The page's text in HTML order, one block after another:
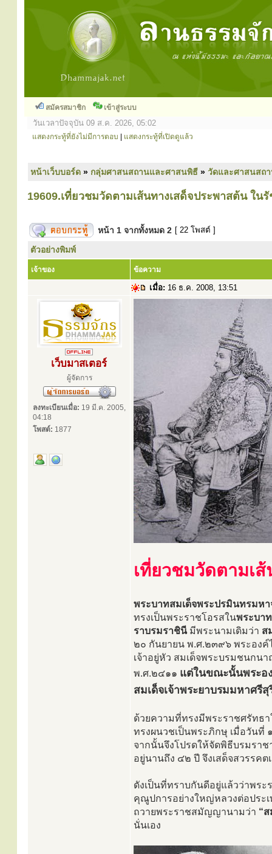
สมัครสมาชิก เข้าสู่ระบบ
วันเวลาปัจจุบัน 09 ส.ค. 2026, 05:02
แสดงกระทู้ที่ยังไม่มีการตอบ แสดงกระทู้ที่เปิดดูแล้ว
หน้าเว็บบอร์ด » กลุ่มศาสนสถานและศาสนพิธี » วัดและศาสนสถ
19609.เที่ยวชมวัดตามเส้นทางเสด็จประพาสต้น ใน
หน้า 1 จากทั้งหมด 2 [ 22 โพสต์ ]
ตัวอย่างพิมพ์
เจ้าของ ข้อความ
เมื่อ: 16 ธ.ค. 2008, 13:51
เว็บมาสเตอร์
ผู้จัดการ
ลงทะเบียนเมื่อ: 19 มี.ค. 2005,
04:18
โพสต์: 1877
เที่ยวชมวัดตามเ
พระบาทสมเด็จพระปรมินทรมห
ทรงเป็นพระราชโอรสในพระบา
ราบรมราชินีมีพระนามเดิมว่า ส
๒๐ กันยายน พ.ศ.๒๓๙๖ พระองค์
เจ้าอยู่หัว สมเด็จพระบรมชนกน
พ.ศ.๒๔๑๑ แต่ในขณะนั้นพระอ
สมเด็จเจ้าพระยาบรมมหาศรี
ด้วยความที่ทรงมีพระราชศรัทธ
ทรงผนวชเป็นพระภิกษุ เมื่อวันที่
จากนั้นจึงโปรดให้จัดพิธีบรมรา
อยู่นานถึง ๔๒ ปี จึงเสด็จสวรร
ดังเป็นที่ทราบกันดีอยู่แล้วว่าพร
คุณูปการอย่างใหญ่หลวงต่อประ
ถวายพระราชสมัญญานามว่า “
นั่นเอง